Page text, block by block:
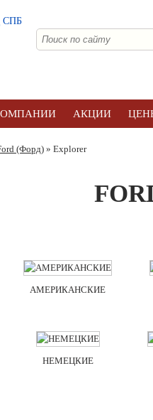
АКЦИИ
(Форд)» Explorer
АМЕРИКАНСКИЕ
НЕМЕЦКИЕ